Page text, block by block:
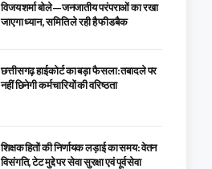
विजय शर्मा बोले—जनजातीय परंपराओं का रखा
जाएगा ध्यान, समिति ले रही है फीडबैक
छत्तीसगढ़ हाईकोर्ट का बड़ा फैसला: तबादले पर
नहीं छिनेगी कर्मचारियों की वरिष्ठता
शिक्षक हितों की निर्णायक लड़ाई का समय: वेतन
विसंगति, टेट मुद्दे पर सेवा सुरक्षा एवं पूर्व सेवा